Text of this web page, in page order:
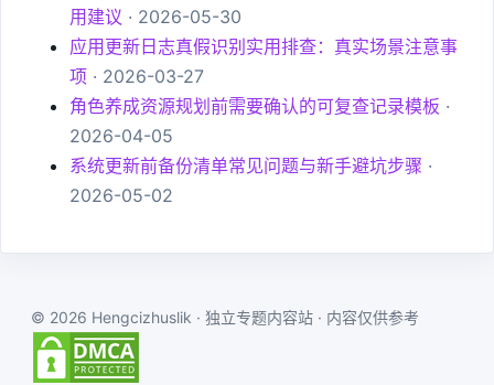
用建议 · 2026-05-30
应用更新日志真假识别实用排查：真实场景注意事
项 · 2026-03-27
角色养成资源规划前需要确认的可复查记录模板 ·
2026-04-05
系统更新前备份清单常见问题与新手避坑步骤 ·
2026-05-02
© 2026 Hengcizhuslik · 独立专题内容站 · 内容仅供参考